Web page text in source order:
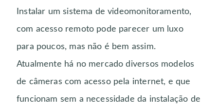
Instalar um sistema de videomonitoramento,
com acesso remoto pode parecer um luxo
para poucos, mas não é bem assim.
Atualmente há no mercado diversos modelos
de câmeras com acesso pela internet, e que
funcionam sem a necessidade da instalação de